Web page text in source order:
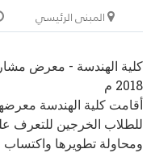
المبنى الرئيسي
2018 م
أقامت كلية الهندسة
للطلاب الخرجين للتعرف
ومحاولة تطويرها واكتساب